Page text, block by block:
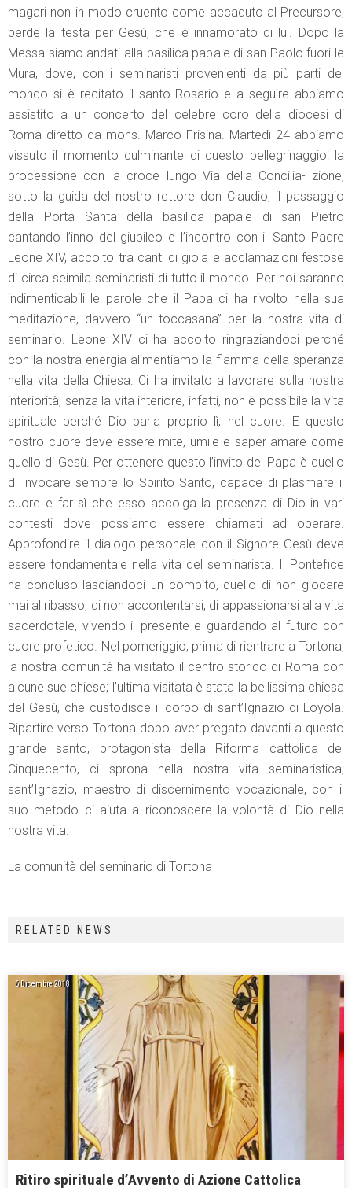
magari non in modo cruento come accaduto al Precursore,
perde la testa per Gesù, che è innamorato di lui. Dopo la
Messa siamo andati alla basilica papale di san Paolo fuori le
Mura, dove, con i seminaristi provenienti da più parti del
mondo si è recitato il santo Rosario e a seguire abbiamo
assistito a un concerto del celebre coro della diocesi di
Roma diretto da mons. Marco Frisina. Martedì 24 abbiamo
vissuto il momento culminante di questo pellegrinaggio: la
processione con la croce lungo Via della Concilia- zione,
sotto la guida del nostro rettore don Claudio, il passaggio
della Porta Santa della basilica papale di san Pietro
cantando l’inno del giubileo e l’incontro con il Santo Padre
Leone XIV, accolto tra canti di gioia e acclamazioni festose
di circa seimila seminaristi di tutto il mondo. Per noi saranno
indimenticabili le parole che il Papa ci ha rivolto nella sua
meditazione, davvero “un toccasana” per la nostra vita di
seminario. Leone XIV ci ha accolto ringraziandoci perché
con la nostra energia alimentiamo la fiamma della speranza
nella vita della Chiesa. Ci ha invitato a lavorare sulla nostra
interiorità, senza la vita interiore, infatti, non è possibile la vita
spirituale perché Dio parla proprio lì, nel cuore. E questo
nostro cuore deve essere mite, umile e saper amare come
quello di Gesù. Per ottenere questo l’invito del Papa è quello
di invocare sempre lo Spirito Santo, capace di plasmare il
cuore e far sì che esso accolga la presenza di Dio in vari
contesti dove possiamo essere chiamati ad operare.
Approfondire il dialogo personale con il Signore Gesù deve
essere fondamentale nella vita del seminarista. Il Pontefice
ha concluso lasciandoci un compito, quello di non giocare
mai al ribasso, di non accontentarsi, di appassionarsi alla vita
sacerdotale, vivendo il presente e guardando al futuro con
cuore profetico. Nel pomeriggio, prima di rientrare a Tortona,
la nostra comunità ha visitato il centro storico di Roma con
alcune sue chiese; l’ultima visitata è stata la bellissima chiesa
del Gesù, che custodisce il corpo di sant’Ignazio di Loyola.
Ripartire verso Tortona dopo aver pregato davanti a questo
grande santo, protagonista della Riforma cattolica del
Cinquecento, ci sprona nella nostra vita seminaristica;
sant’Ignazio, maestro di discernimento vocazionale, con il
suo metodo ci aiuta a riconoscere la volontà di Dio nella
nostra vita.
La comunità del seminario di Tortona
RELATED NEWS
6 Dicembre 2018
Ritiro spirituale d’Avvento di Azione Cattolica